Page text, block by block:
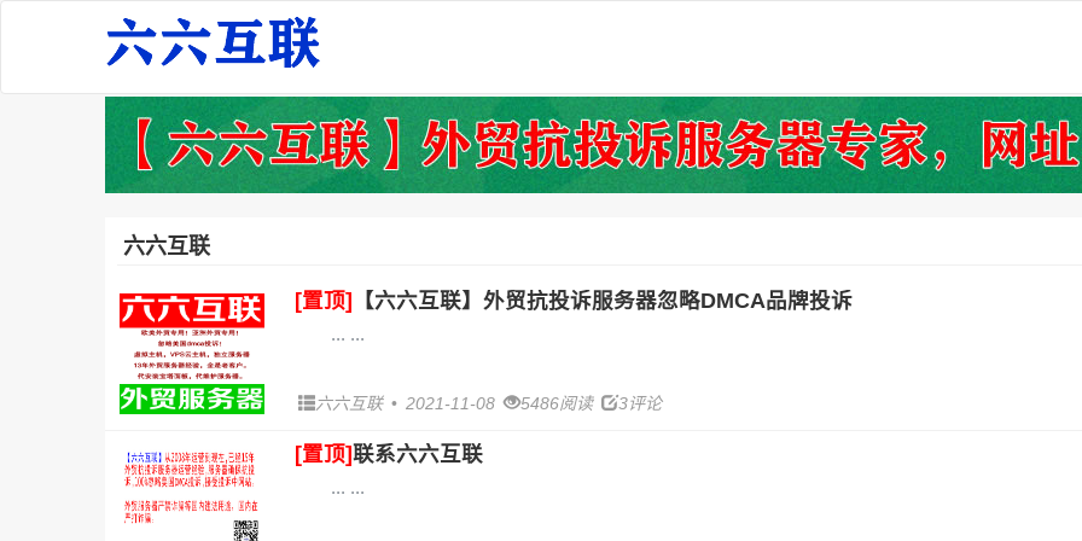
六六互联
[置顶] 【六六互联】外贸抗投诉服务器忽略DMCA品牌投诉
...
六六互联 • 2021-11-08 5486阅读 3评论
[置顶]联系六六互联
...